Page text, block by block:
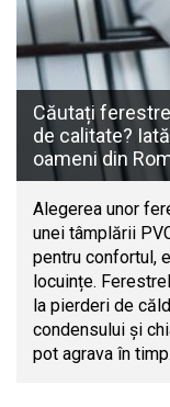
Căutați
de calitate?
oameni din
Alegerea unor
unei tâmplării
pentru confortul,
locuințe.
la pierderi de
condensului și
pot agrava în